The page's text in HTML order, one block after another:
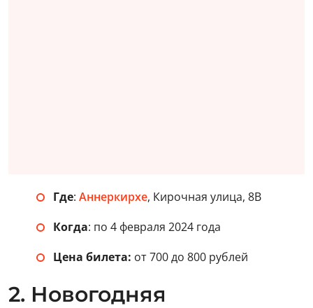
Где: Аннеркирхе, Кирочная улица, 8В
Когда: по 4 февраля 2024 года
Цена билета: от 700 до 800 рублей
2. Новогодняя